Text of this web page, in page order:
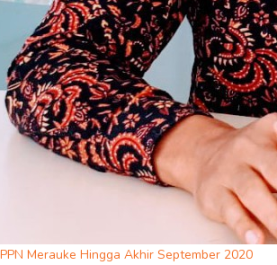
Merauke Hingga Akhir September 2020